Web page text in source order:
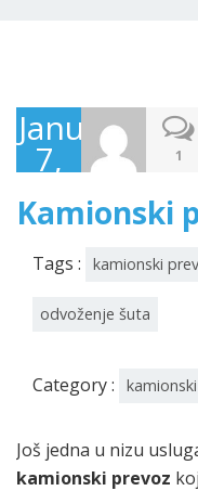
January
7,
2016
1
Kamionski
Tags : kamionski
odvoženje šuta
Category :
Još jedna u nizu
kamionski prevoz